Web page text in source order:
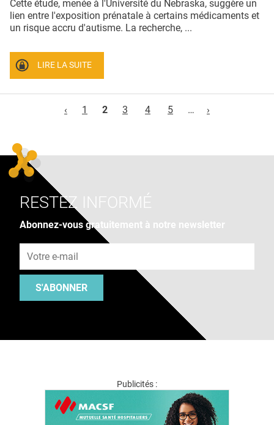
Cette étude, menée à l'Université du Nebraska, suggère un
lien entre l'exposition prénatale à certains médicaments et
un risque accru d'autisme. La recherche, ...
LIRE LA SUITE
‹
1 2 3 4 5 … ›
RESTEZ INFORMÉ
Abonnez-vous gratuitement à notre newsletter
S'ABONNER
Publicités :